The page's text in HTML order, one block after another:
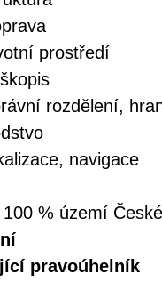
prostředí
rozdělení,
navigace
100 % území
pravoúhelník